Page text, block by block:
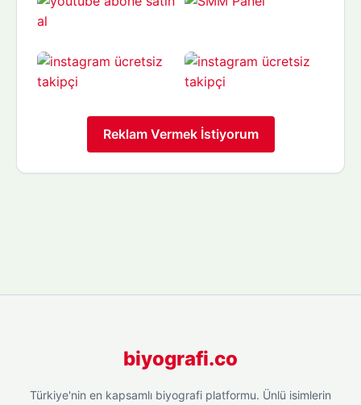
Reklam Vermek İstiyorum
biyografi.co
Türkiye'nin en kapsamlı biyografi platformu. Ünlü isimlerin